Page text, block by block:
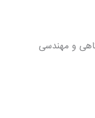
و مهندسی